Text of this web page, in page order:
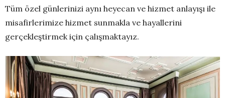
Tüm özel günlerinizi aynı heyecan ve hizmet anlayışı ile
misafirlerimize hizmet sunmakla ve hayallerini
gerçekleştirmek için çalışmaktayız.